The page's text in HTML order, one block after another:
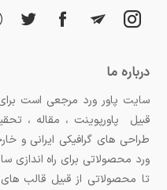
درباره ما
سایت پاور ورد مرجعی است
قبیل پاورپوینت ، مقاله ،
طراحی های گرافیکی ایرانی و
ورد محصولاتی برای راه
تا محصولاتی از قبیل قالب